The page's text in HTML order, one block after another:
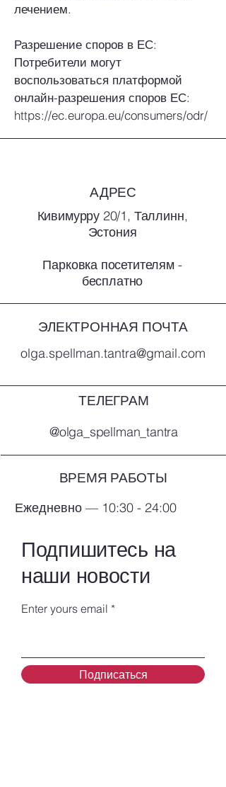
лечением.
Разрешение споров в ЕС:
Потребители могут
воспользоваться платформой
онлайн-разрешения споров ЕС:
https://ec.europa.eu/consumers/odr/
АДРЕС
Кивимурру 20/1, Таллинн,
Эстония
Парковка посетителям -
бесплатно
ЭЛЕКТРОННАЯ ПОЧТА
olga.spellman.tantra@gmail.com
ТЕЛЕГРАМ
@olga_spellman_tantra
ВРЕМЯ РАБОТЫ
Ежедневно — 10:30 - 24:00
Подпишитесь на
наши новости
Enter yours email
Подписаться